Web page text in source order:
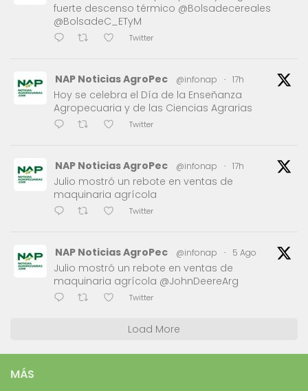
fuerte descenso térmico @Bolsadecereales
@BolsadeC_ETyM
Twitter
NAP Noticias AgroPec @infonap · 17h
Hoy se celebra el Día de la Enseñanza
Agropecuaria y de las Ciencias Agrarias
Twitter
NAP Noticias AgroPec @infonap · 17h
Julio mostró un rebote en ventas de
maquinaria agrícola
Twitter
NAP Noticias AgroPec @infonap · 5 Ago
Julio mostró un rebote en ventas de
maquinaria agrícola @JohnDeereArg
Twitter
Load More
MÁS